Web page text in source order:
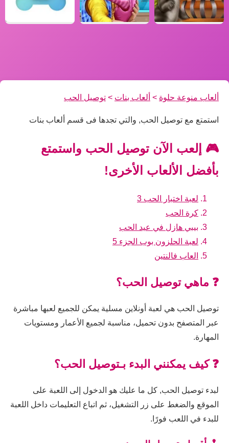
ألعاب منوعة حلوة > ألعاب بنات > توصيل الحب
استمتع مع توصيل الحب, والتي تجدها فى قسم ألعاب بنات
🎮 إلعب الآن توصيل الحب واستمتع
بأفضل الألعاب الأخرى!
لعبة اختبار الحب 3
كرة الحب
بيبي هازل في عيد الحب
لعبة الحلزون بوب الجزء 5
العاب فالنتين
❓ ماهي توصيل الحب؟
توصيل الحب هي لعبة أونلاين مسلية يمكن للجميع لعبها مباشرة
عبر المتصفح بدون تحميل، مناسبة لجميع الأعمار ومستويات
المهارة.
❓ كيف يمكنني البدء بـتوصيل الحب؟
لبدء توصيل الحب, كل ما عليك هو الدخول إلى اللعبة على
الموقع والضغط على زر التشغيل، ثم اتباع التعليمات داخل اللعبة
للبدء في اللعب فورًا.